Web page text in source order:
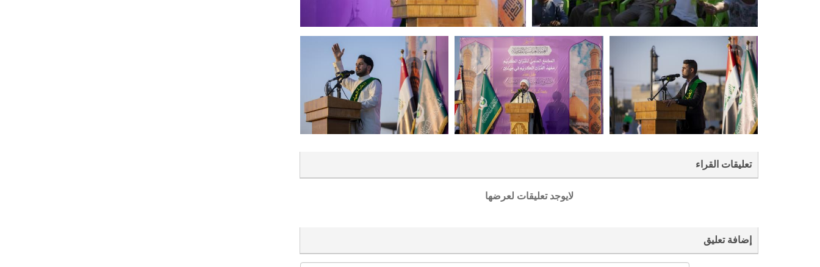
تعليقات القراء
لايوجد تعليقات لعرضها
إضافة تعليق